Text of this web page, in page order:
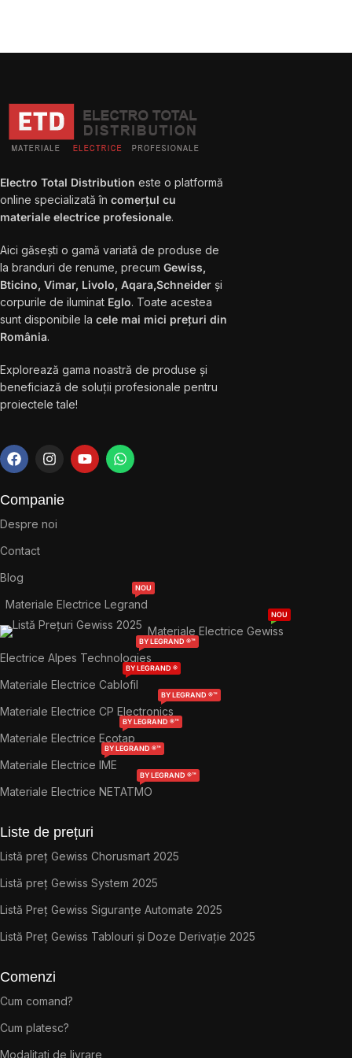
Electro Total Distribution este o platformă
online specializată în comerțul cu
materiale electrice profesionale.
Aici găsești o gamă variată de produse de
la branduri de renume, precum Gewiss,
Bticino, Vimar, Livolo, Aqara,Schneider și
corpurile de iluminat Eglo. Toate acestea
sunt disponibile la cele mai mici prețuri din
România.
Explorează gama noastră de produse și
beneficiază de soluții profesionale pentru
proiectele tale!
Companie
Despre noi
Contact
Blog
Materiale Electrice Legrand
NOU
Materiale Electrice Gewiss
NOU
Electrice Alpes Technologies
BY LEGRAND ®™
Materiale Electrice Cablofil
BY LEGRAND ®
Materiale Electrice CP Electronics
BY LEGRAND ®™
Materiale Electrice Ecotap
BY LEGRAND ®™
Materiale Electrice IME
BY LEGRAND ®™
Materiale Electrice NETATMO
BY LEGRAND ®™
Liste de prețuri
Listă preț Gewiss Chorusmart 2025
Listă preț Gewiss System 2025
Listă Preț Gewiss Siguranțe Automate 2025
Listă Preț Gewiss Tablouri și Doze Derivație 2025
Comenzi
Cum comand?
Cum platesc?
Modalitati de livrare